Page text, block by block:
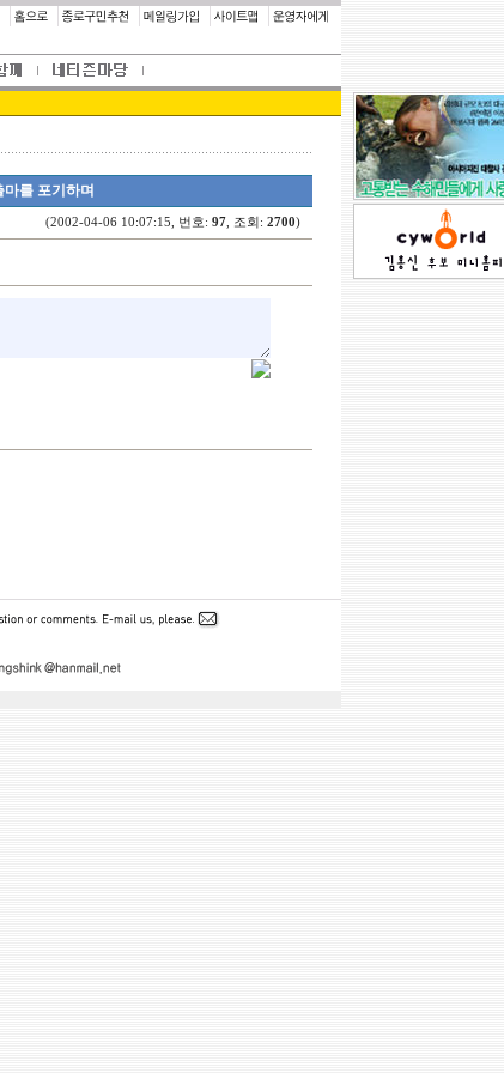
마를 포기하며
(2002-04-06 10:07:15, 번호: 97, 조회: 2700)